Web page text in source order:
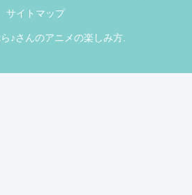
サイトマップ
♪さんのアニメの楽しみ方.